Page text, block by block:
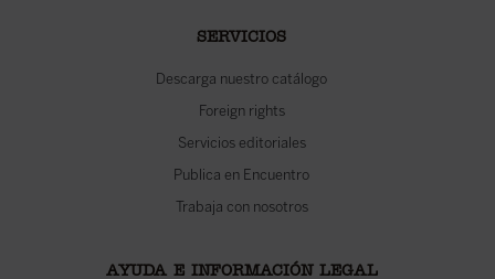
SERVICIOS
Descarga nuestro catálogo
Foreign rights
Servicios editoriales
Publica en Encuentro
Trabaja con nosotros
AYUDA E INFORMACIÓN LEGAL